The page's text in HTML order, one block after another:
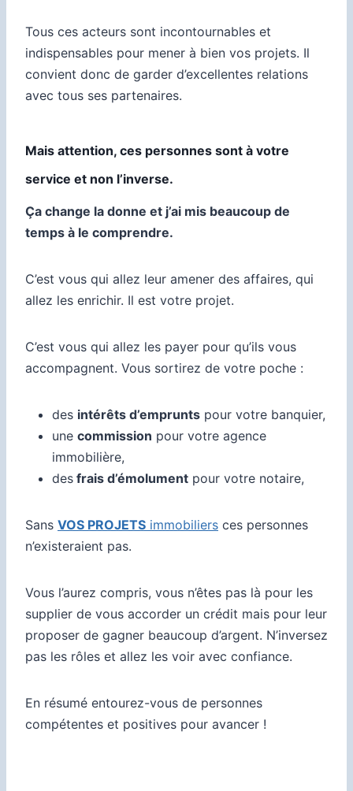
Tous ces acteurs sont incontournables et
indispensables pour mener à bien vos projets. Il
convient donc de garder d’excellentes relations
avec tous ses partenaires.
Mais attention, ces personnes sont à votre
service et non l’inverse.
Ça change la donne et j’ai mis beaucoup de
temps à le comprendre.
C’est vous qui allez leur amener des affaires, qui
allez les enrichir. Il est votre projet.
C’est vous qui allez les payer pour qu’ils vous
accompagnent. Vous sortirez de votre poche :
des intérêts d’emprunts pour votre banquier,
une commission pour votre agence
immobilière,
des frais d’émolument pour votre notaire,
Sans VOS PROJETS immobiliers ces personnes
n’existeraient pas.
Vous l’aurez compris, vous n’êtes pas là pour les
supplier de vous accorder un crédit mais pour leur
proposer de gagner beaucoup d’argent. N’inversez
pas les rôles et allez les voir avec confiance.
En résumé entourez-vous de personnes
compétentes et positives pour avancer !